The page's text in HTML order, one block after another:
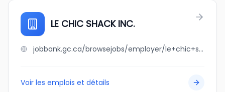
LE CHIC SHACK INC.
jobbank.gc.ca/browsejobs/employer/le+chic+shack+inc./ca
Voir les emplois et détails